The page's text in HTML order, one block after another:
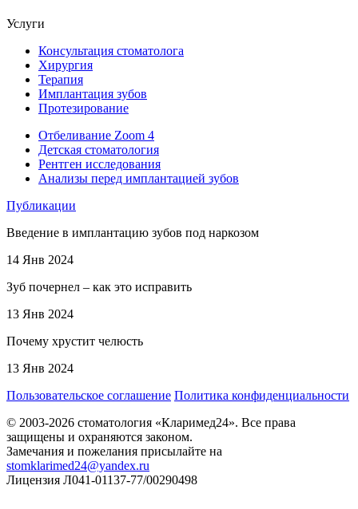
Услуги
Консультация стоматолога
Хирургия
Терапия
Имплантация зубов
Протезирование
Отбеливание Zoom 4
Детская стоматология
Рентген исследования
Анализы перед имплантацией зубов
Публикации
Введение в имплантацию зубов под наркозом
14 Янв 2024
Зуб почернел – как это исправить
13 Янв 2024
Почему хрустит челюсть
13 Янв 2024
Пользовательское соглашение Политика конфиденциальности
© 2003-2026 стоматология «Кларимед24». Все права
защищены и охраняются законом.
Замечания и пожелания присылайте на
stomklarimed24@yandex.ru
Лицензия Л041-01137-77/00290498